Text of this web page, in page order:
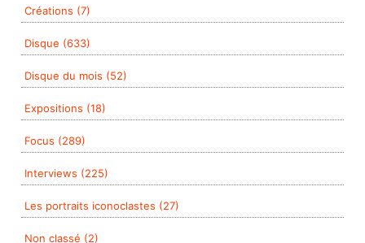
Créations (7)
Disque (633)
Disque du mois (52)
Expositions (18)
Focus (289)
Interviews (225)
Les portraits iconoclastes (27)
Non classé (2)